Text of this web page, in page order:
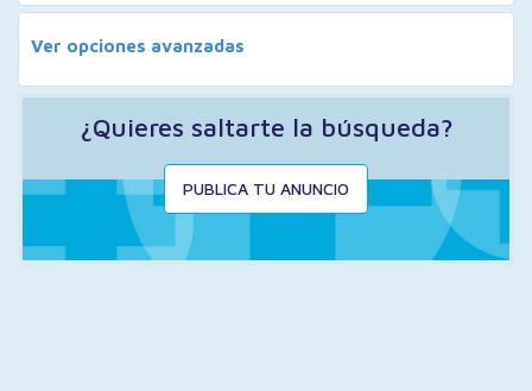
Ver opciones avanzadas
¿Quieres saltarte la búsqueda?
PUBLICA TU ANUNCIO